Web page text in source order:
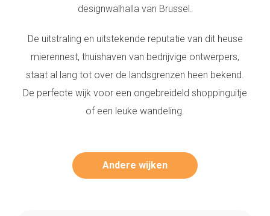
designwalhalla van Brussel.
De uitstraling en uitstekende reputatie van dit heuse
mierennest, thuishaven van bedrijvige ontwerpers,
staat al lang tot over de landsgrenzen heen bekend.
De perfecte wijk voor een ongebreideld shoppinguitje
of een leuke wandeling.
Andere wijken